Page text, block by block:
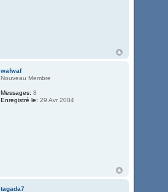
wafwaf
Nouveau Membre
Messages: 8
Enregistré le: 29 Avr 2004
tagada7